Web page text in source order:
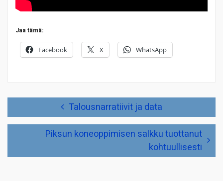
Jaa tämä:
Facebook X WhatsApp
Talousnarratiivit ja data
Piksun koneoppimisen salkku tuottanut
kohtuullisesti